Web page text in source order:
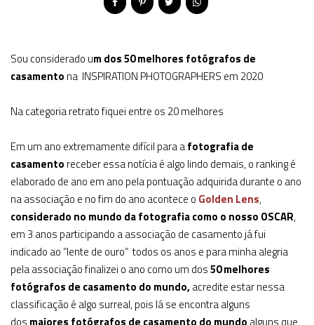
Sou considerado um dos 50 melhores fotógrafos de
casamento na INSPIRATION PHOTOGRAPHERS em 2020
Na categoria retrato fiquei entre os 20 melhores
Em um ano extremamente difícil para afotografia de
casamento receber essa notícia é algo lindo demais, o ranking é
elaborado de ano em ano pela pontuação adquirida durante o ano
na associação e no fim do ano acontece o Golden Lens,
considerado no mundo da fotografia como o nosso OSCAR,
em 3 anos participando a associação de casamento já fui
indicado ao “lente de ouro” todos os anos e para minha alegria
pela associação finalizei o ano como um dos50 melhores
fotógrafos de casamento do mundo,acredite estar nessa
classificação é algo surreal, pois lá se encontra alguns
dos maiores fotógrafos de casamento do mundo alguns que